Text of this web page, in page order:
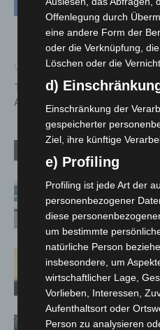
Vorheriger Artikel
TiHo zeigt Tiermedizin zum
Anfassen auf IdeenExpo 2026
kehren nach
Spanien
Hannover:
Population
Brand im
Offenlegung durch
eine andere Form der
oder die Verknüpfung,
Löschen oder die
d)
Einschränkung der
gespeicherter
Ziel, ihre künftige
e) Profiling
Profiling ist jede Art der
personenbezogener
diese
um bestimmte
natürliche Person
insbesondere, um
wirtschaftlicher Lage,
Vorlieben, Interessen,
Aufenthaltsort oder
Person zu analysieren